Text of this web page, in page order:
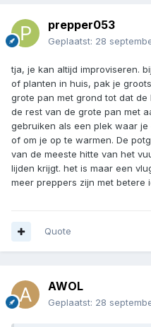
prepper053
Geplaatst: 28
tja, je kan altijd improviseren.
of planten in huis, pak je
grote pan met grond tot dat
de rest van de grote pan met
gebruiken als een plek waar
of om je op te warmen. De
van de meeste hitte van het
lijden krijgt. het is maar een
meer preppers zijn met betere
Quote
AWOL
Geplaatst: 28